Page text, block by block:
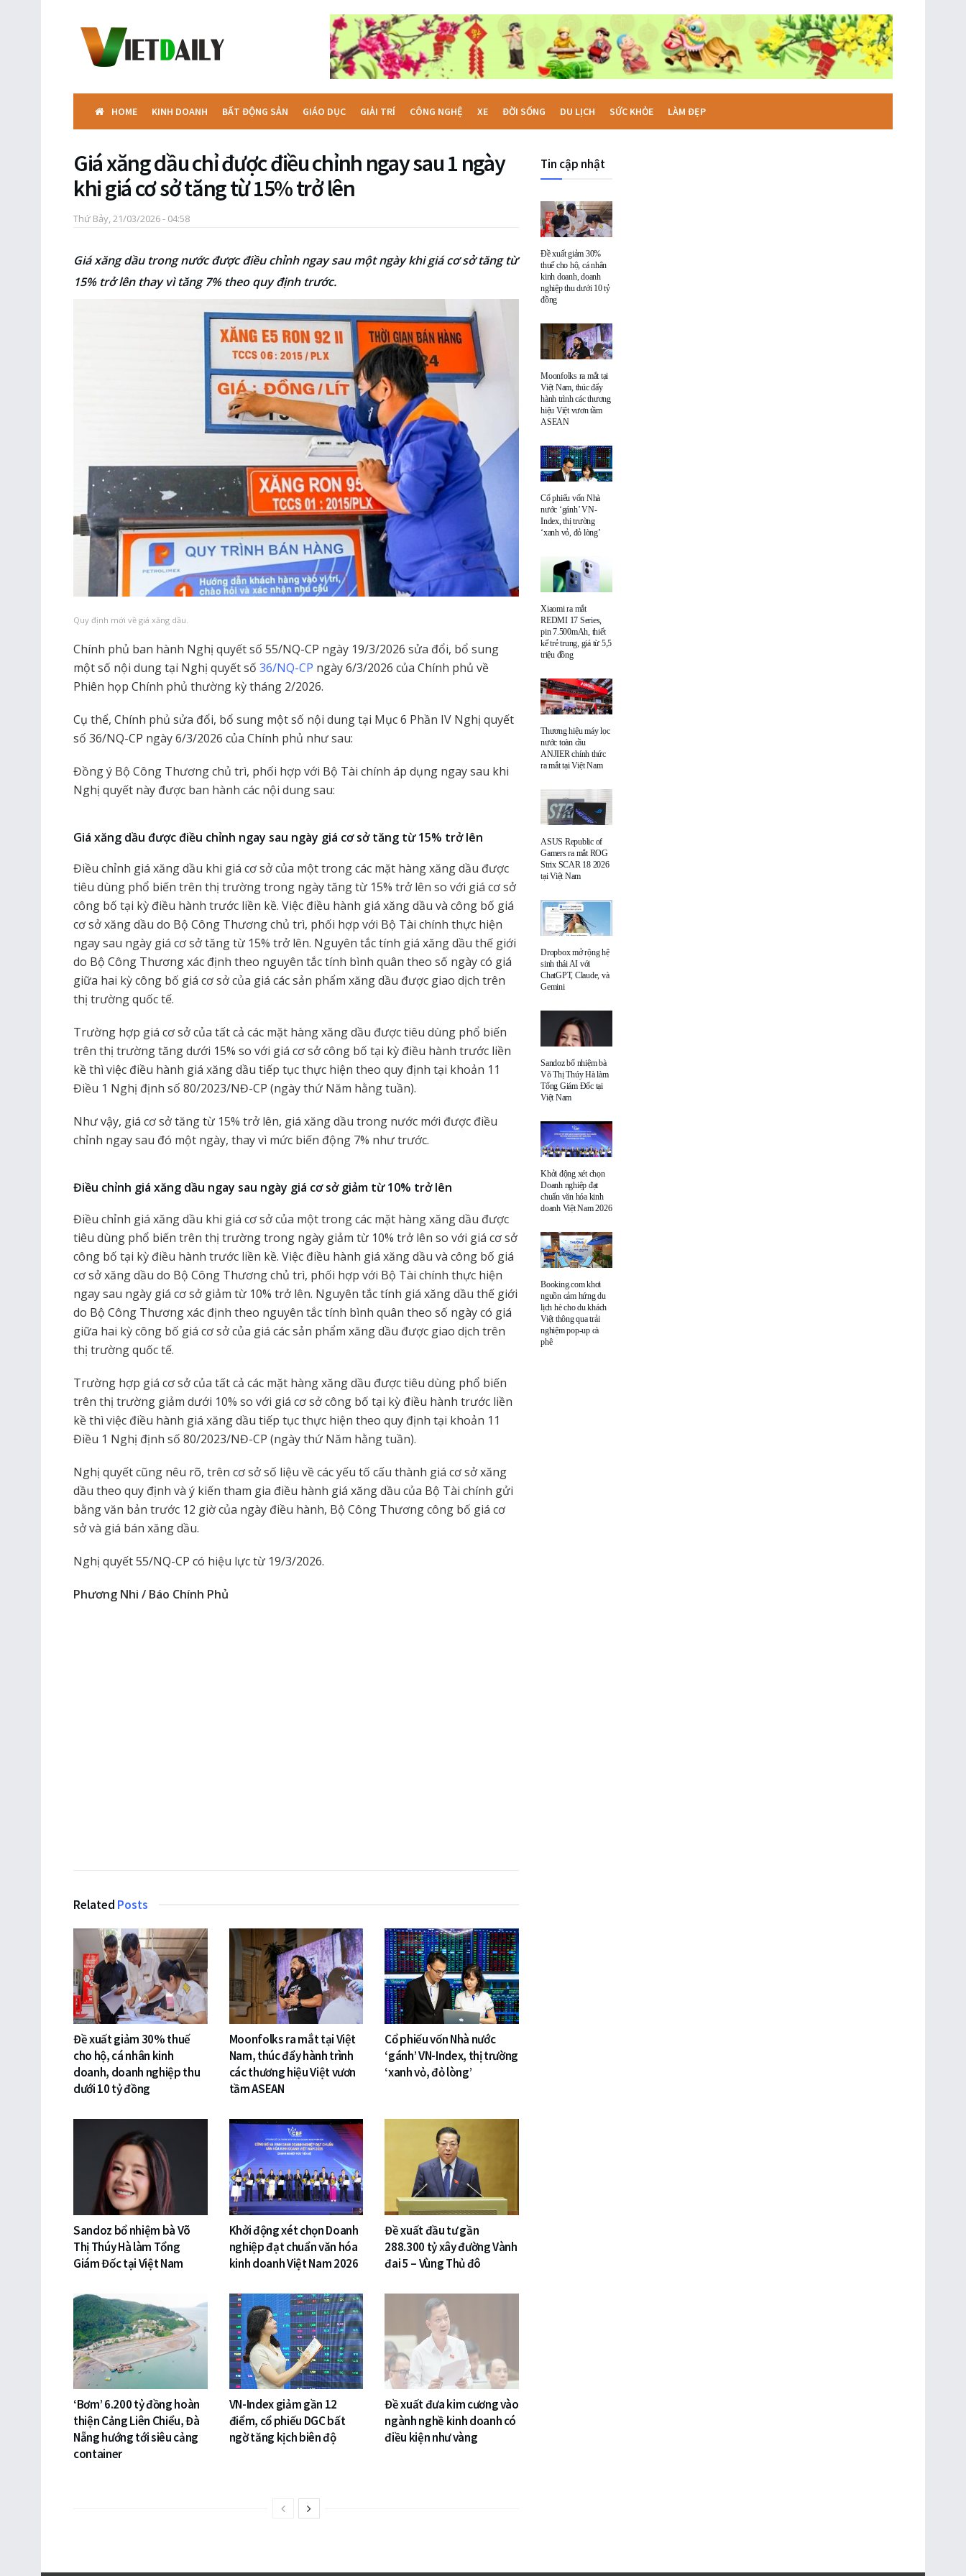
HOME KINH DOANH BẤT ĐỘNG SẢN GIÁO DỤC GIẢI TRÍ CÔNG NGHỆ XE ĐỜI SỐNG DU LỊCH SỨC KHỎE LÀM ĐẸP
Giá xăng dầu chỉ được điều chỉnh ngay sau 1 ngày
khi giá cơ sở tăng từ 15% trở lên
Thứ Bảy, 21/03/2026 - 04:58
Giá xăng dầu trong nước được điều chỉnh ngay sau một ngày khi giá cơ sở tăng từ
15% trở lên thay vì tăng 7% theo quy định trước.
Quy định mới về giá xăng dầu.
Chính phủ ban hành Nghị quyết số 55/NQ-CP ngày 19/3/2026 sửa đổi, bổ sung
một số nội dung tại Nghị quyết số 36/NQ-CP ngày 6/3/2026 của Chính phủ về
Phiên họp Chính phủ thường kỳ tháng 2/2026.
Cụ thể, Chính phủ sửa đổi, bổ sung một số nội dung tại Mục 6 Phần IV Nghị quyết
số 36/NQ-CP ngày 6/3/2026 của Chính phủ như sau:
Đồng ý Bộ Công Thương chủ trì, phối hợp với Bộ Tài chính áp dụng ngay sau khi
Nghị quyết này được ban hành các nội dung sau:
Giá xăng dầu được điều chỉnh ngay sau ngày giá cơ sở tăng từ 15% trở lên
Điều chỉnh giá xăng dầu khi giá cơ sở của một trong các mặt hàng xăng dầu được
tiêu dùng phổ biến trên thị trường trong ngày tăng từ 15% trở lên so với giá cơ sở
công bố tại kỳ điều hành trước liền kề. Việc điều hành giá xăng dầu và công bố giá
cơ sở xăng dầu do Bộ Công Thương chủ trì, phối hợp với Bộ Tài chính thực hiện
ngay sau ngày giá cơ sở tăng từ 15% trở lên. Nguyên tắc tính giá xăng dầu thế giới
do Bộ Công Thương xác định theo nguyên tắc tính bình quân theo số ngày có giá
giữa hai kỳ công bố giá cơ sở của giá các sản phẩm xăng dầu được giao dịch trên
thị trường quốc tế.
Trường hợp giá cơ sở của tất cả các mặt hàng xăng dầu được tiêu dùng phổ biến
trên thị trường tăng dưới 15% so với giá cơ sở công bố tại kỳ điều hành trước liền
kề thì việc điều hành giá xăng dầu tiếp tục thực hiện theo quy định tại khoản 11
Điều 1 Nghị định số 80/2023/NĐ-CP (ngày thứ Năm hằng tuần).
Như vậy, giá cơ sở tăng từ 15% trở lên, giá xăng dầu trong nước mới được điều
chỉnh ngay sau đó một ngày, thay vì mức biến động 7% như trước.
Điều chỉnh giá xăng dầu ngay sau ngày giá cơ sở giảm từ 10% trở lên
Điều chỉnh giá xăng dầu khi giá cơ sở của một trong các mặt hàng xăng dầu được
tiêu dùng phổ biến trên thị trường trong ngày giảm từ 10% trở lên so với giá cơ sở
công bố tại kỳ điều hành trước liền kề. Việc điều hành giá xăng dầu và công bố giá
cơ sở xăng dầu do Bộ Công Thương chủ trì, phối hợp với Bộ Tài chính thực hiện
ngay sau ngày giá cơ sở giảm từ 10% trở lên. Nguyên tắc tính giá xăng dầu thế giới
do Bộ Công Thương xác định theo nguyên tắc tính bình quân theo số ngày có giá
giữa hai kỳ công bố giá cơ sở của giá các sản phẩm xăng dầu được giao dịch trên
thị trường quốc tế.
Trường hợp giá cơ sở của tất cả các mặt hàng xăng dầu được tiêu dùng phổ biến
trên thị trường giảm dưới 10% so với giá cơ sở công bố tại kỳ điều hành trước liền
kề thì việc điều hành giá xăng dầu tiếp tục thực hiện theo quy định tại khoản 11
Điều 1 Nghị định số 80/2023/NĐ-CP (ngày thứ Năm hằng tuần).
Nghị quyết cũng nêu rõ, trên cơ sở số liệu về các yếu tố cấu thành giá cơ sở xăng
dầu theo quy định và ý kiến tham gia điều hành giá xăng dầu của Bộ Tài chính gửi
bằng văn bản trước 12 giờ của ngày điều hành, Bộ Công Thương công bố giá cơ
sở và giá bán xăng dầu.
Nghị quyết 55/NQ-CP có hiệu lực từ 19/3/2026.
Phương Nhi / Báo Chính Phủ
Related Posts
Đề xuất giảm 30% thuế
cho hộ, cá nhân kinh
doanh, doanh nghiệp thu
dưới 10 tỷ đồng
Moonfolks ra mắt tại Việt
Nam, thúc đẩy hành trình
các thương hiệu Việt vươn
tầm ASEAN
Cổ phiếu vốn Nhà nước
‘gánh’ VN-Index, thị trường
‘xanh vỏ, đỏ lòng’
Sandoz bổ nhiệm bà Võ
Thị Thúy Hà làm Tổng
Giám Đốc tại Việt Nam
Khởi động xét chọn Doanh
nghiệp đạt chuẩn văn hóa
kinh doanh Việt Nam 2026
Đề xuất đầu tư gần
288.300 tỷ xây đường Vành
đai 5 – Vùng Thủ đô
‘Bơm’ 6.200 tỷ đồng hoàn
thiện Cảng Liên Chiểu, Đà
Nẵng hướng tới siêu cảng
container
VN-Index giảm gần 12
điểm, cổ phiếu DGC bất
ngờ tăng kịch biên độ
Đề xuất đưa kim cương vào
ngành nghề kinh doanh có
điều kiện như vàng
Tin cập nhật
Đề xuất giảm 30%
thuế cho hộ, cá nhân
kinh doanh, doanh
nghiệp thu dưới 10 tỷ
đồng
Moonfolks ra mắt tại
Việt Nam, thúc đẩy
hành trình các thương
hiệu Việt vươn tầm
ASEAN
Cổ phiếu vốn Nhà
nước ‘gánh’ VN-
Index, thị trường
‘xanh vỏ, đỏ lòng’
Xiaomi ra mắt
REDMI 17 Series,
pin 7.500mAh, thiết
kế trẻ trung, giá từ 5,5
triệu đồng
Thương hiệu máy lọc
nước toàn cầu
ANJIER chính thức
ra mắt tại Việt Nam
ASUS Republic of
Gamers ra mắt ROG
Strix SCAR 18 2026
tại Việt Nam
Dropbox mở rộng hệ
sinh thái AI với
ChatGPT, Claude, và
Gemini
Sandoz bổ nhiệm bà
Võ Thị Thúy Hà làm
Tổng Giám Đốc tại
Việt Nam
Khởi động xét chọn
Doanh nghiệp đạt
chuẩn văn hóa kinh
doanh Việt Nam 2026
Booking.com khơi
nguồn cảm hứng du
lịch hè cho du khách
Việt thông qua trải
nghiệm pop-up cà
phê